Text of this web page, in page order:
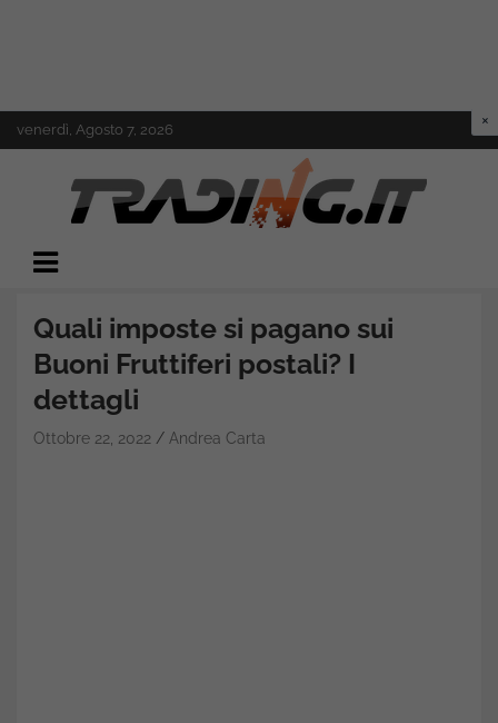
to
venerdì, Agosto 7, 2026
Trading.it
Quali imposte si pagano sui
Buoni Fruttiferi postali? I
dettagli
Ottobre 22, 2022 Andrea Carta